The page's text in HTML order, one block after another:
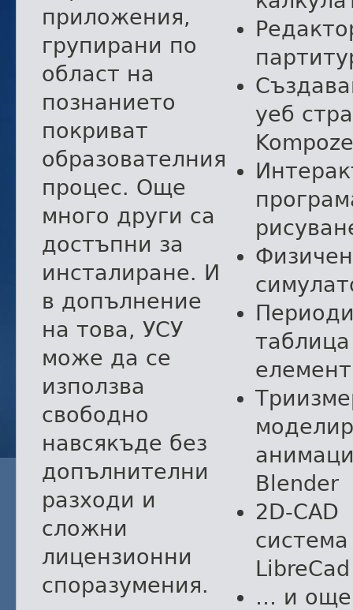
приложения,
групирани по
област на
познанието
покриват
образователния
процес. Още
много други са
достъпни за
инсталиране. И
в допълнение
на това, УСУ
може да се
използва
свободно
навсякъде без
допълнителни
разходи и
сложни
лицензионни
споразумения.
уеб
Физичен
Blender
2D-CAD
система
LibreCad
… и още